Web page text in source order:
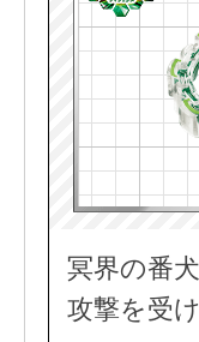
冥界の番
攻撃を受